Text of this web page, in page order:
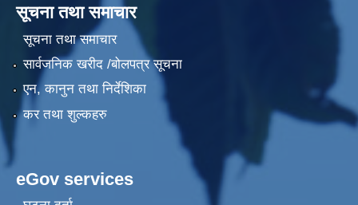
सूचना तथा समाचार
सूचना तथा समाचार
सार्वजनिक खरीद /बोलपत्र सूचना
एन, कानुन तथा निर्देशिका
कर तथा शुल्कहरु
eGov services